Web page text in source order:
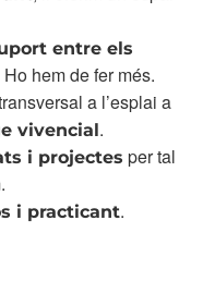
entre els
Ho hem de fer més.
a l’esplai a
vivencial.
i projectes per tal
i practicant.